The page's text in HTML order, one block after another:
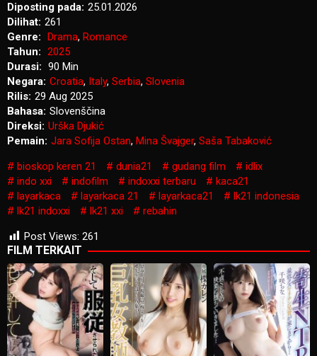
Diposting pada: 25.01.2026
Dilihat: 261
Genre:
Drama, Romance
Tahun: 2025
Durasi: 90 Min
Negara: Croatia, Italy, Serbia, Slovenia
Rilis: 29 Aug 2025
Bahasa: Slovenščina
Direksi: Urška Djukić
Pemain: Jara Sofija Ostan, Mina Švajger, Saša Tabaković
bioskop keren 21
dunia21 gudang film
idlix
indo xxi
indofilm indoxxi terbaru
kaca21
layarkaca
layarkaca 21 layarkaca21
lk21 indonesia
lk21 indoxxi
lk21 xxi
rebahin
Post Views: 261
FILM TERKAIT